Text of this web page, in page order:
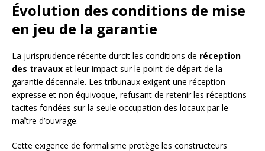
Évolution des conditions de mise
en jeu de la garantie
La jurisprudence récente durcit les conditions de réception
des travaux et leur impact sur le point de départ de la
garantie décennale. Les tribunaux exigent une réception
expresse et non équivoque, refusant de retenir les réceptions
tacites fondées sur la seule occupation des locaux par le
maître d’ouvrage.
Cette exigence de formalisme protège les constructeurs